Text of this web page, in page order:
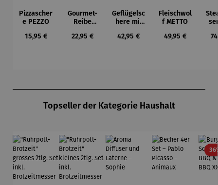
Pizzascher
e PEZZO
Regulärer Preis:
15,95 €
Gourmet-
Reibe
O
Regulärer Preis:
22,95 €
Geflügelsc
here mit
POLLA
Regulärer Preis:
42,95 €
Fleischwol
f METTO
Regulärer Preis:
49,95 €
Topseller der Kategorie Haushalt